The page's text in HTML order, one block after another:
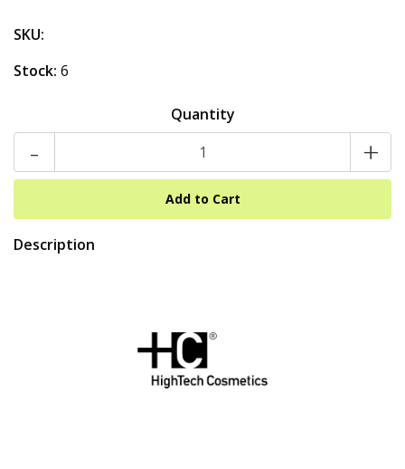
SKU:
Stock: 6
Quantity
- +
Description